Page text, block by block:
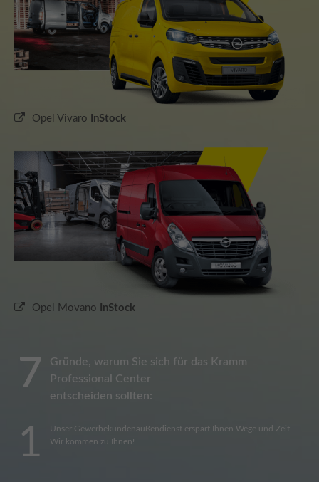
Schreiben Sie eine Mail
info@automobilcenter-kramm.de
About us
Lorem ipsum dolor sit amet, consectetuer adipiscing elit.
Aenean commodo ligula eget dolor. Aenean massa. Cum
montes, nascetur ridiculus mus. Donec quam felis,
ultricies nec.
Opel Vivaro InStock
Opel Movano InStock
7
Gründe, warum Sie sich für das Kramm
Professional Center
entscheiden sollten:
1
Unser Gewerbekundenaußendienst erspart Ihnen Wege und Zeit.
Wir kommen zu Ihnen!